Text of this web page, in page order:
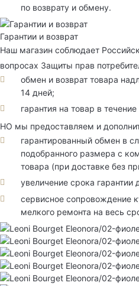
по возврату и обмену.
Гарантии и возврат
Наш магазин соблюдает
вопросах Защиты прав
обмен и возврат товара
14 дней;
гарантия на товар в течение
НО мы предоставляем и
гарантированный обмен в
подобранного размера с
товара (при доставке без
увеличение срока гарантии
сервисное сопровождение
мелкого ремонта на весь